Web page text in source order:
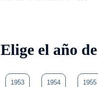
Elige el año
1953 1954 1955